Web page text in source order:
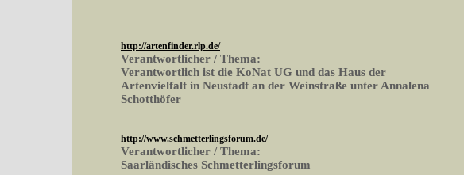
http://artenfinder.rlp.de/
Verantwortlicher / Thema:
Verantwortlich ist die KoNat UG und das Haus der
Artenvielfalt in Neustadt an der Weinstraße unter Annalena
Schotthöfer
http://www.schmetterlingsforum.de/
Verantwortlicher / Thema:
Saarländisches Schmetterlingsforum